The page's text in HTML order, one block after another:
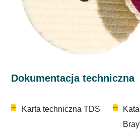
Dokumentacja techniczna
Karta techniczna TDS